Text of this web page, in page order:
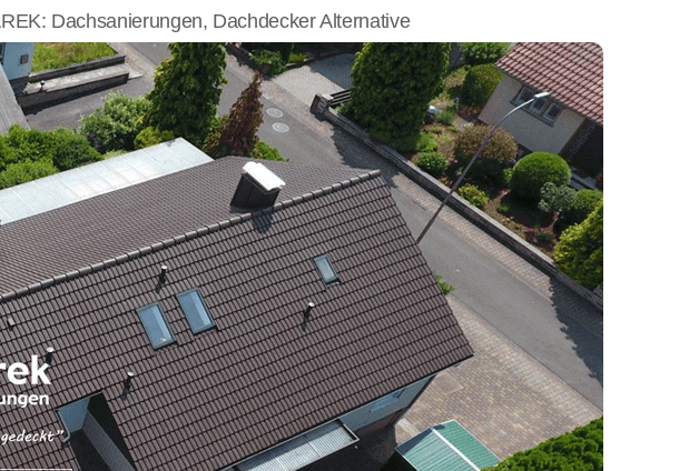
Dachsanierungen, Dachdecker Alternative